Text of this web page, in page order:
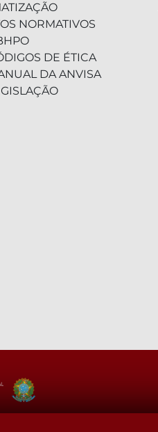
NORMATIVOS
DE ÉTICA
DA ANVISA